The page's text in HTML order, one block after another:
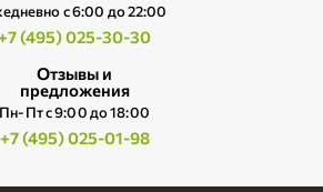
c 6:00 до 22:00
(495) 025-30-30
Отзывы и
предложения
Пн-Пт с 9:00 до 18:00
+7 (495) 025-01-98